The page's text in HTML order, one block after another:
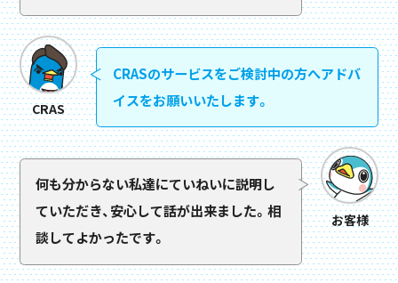
CRAS
CRASのサービスをご検討中の方へアドバ
イスをお願いいたします。
お客様
何も分からない私達にていねいに説明し
ていただき、安心して話が出来ました。相
談してよかったです。